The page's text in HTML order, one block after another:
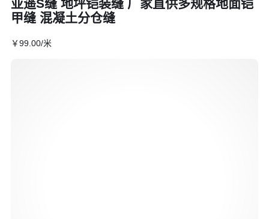
亚遥S缝 地坪铠装缝 厂家直供多规格地面铠
甲缝 混凝土分仓缝
￥99 .00/米